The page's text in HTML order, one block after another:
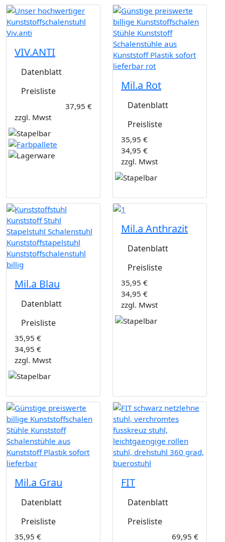
VIV.ANTI
Datenblatt
Preisliste
37,95 €
zzgl. Mwst
Mil.a Rot
Datenblatt
Preisliste
35,95 €
34,95 €
zzgl. Mwst
Mil.a Blau
Datenblatt
Preisliste
35,95 €
34,95 €
zzgl. Mwst
Mil.a Anthrazit
Datenblatt
Preisliste
35,95 €
34,95 €
zzgl. Mwst
Mil.a Grau
Datenblatt
Preisliste
35,95 €
FIT
Datenblatt
Preisliste
69,95 €